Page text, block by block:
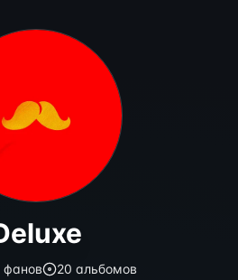
фанов 20 альбомов